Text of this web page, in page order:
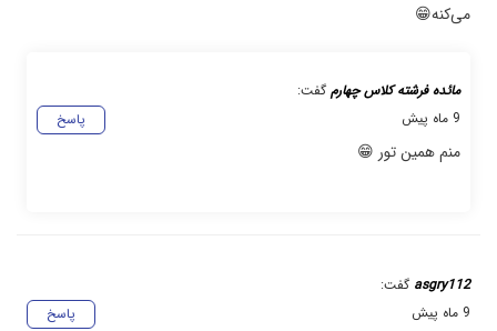
می‌کنه😁
مائده فرشته کلاس چهارم گفت:
پاسخ
9 ماه پیش
منم همین تور 😁
asgry112 گفت:
پاسخ
9 ماه پیش